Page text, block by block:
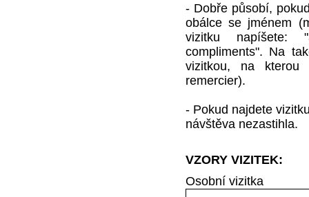
- Dobře působí,
obálce se jménem
vizitku napíšete:
compliments". Na
vizitkou, na kterou
remercier).
- Pokud najdete
návštěva nezastihla.
VZORY VIZITEK:
Osobní vizitka